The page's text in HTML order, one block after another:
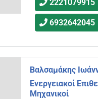
2221079915
6932642045
Βαλσαμάκης
Ενεργειακοί
Μηχανικοί